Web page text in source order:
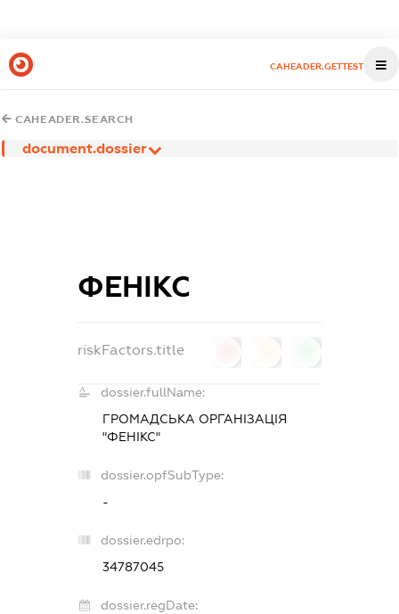
CAHEADER.GETTEST
CAHEADER.SEARCH
document.dossier
ФЕНІКС
riskFactors.title
dossier.fullName:
ГРОМАДСЬКА ОРГАНІЗАЦІЯ
"ФЕНІКС"
dossier.opfSubType:
-
dossier.edrpo:
34787045
dossier.regDate: